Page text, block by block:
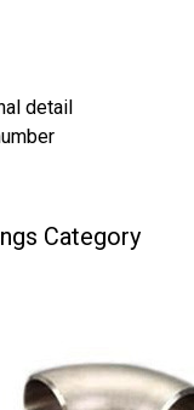
detail
Category